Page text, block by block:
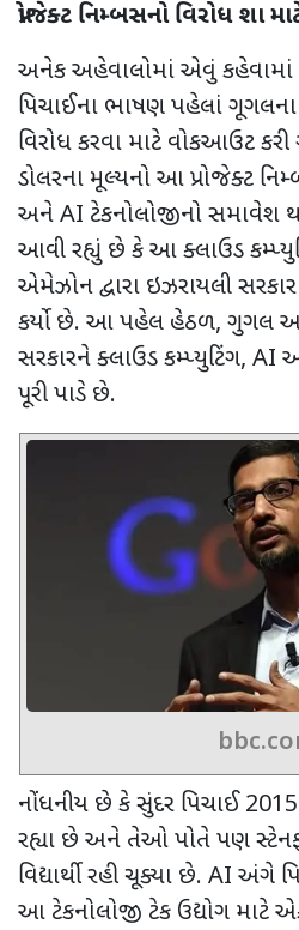
પ્રોજેક્ટ નિમ્બસનો વિરોધ શા
અનેક અહેવાલોમાં એવું કહેવામાં
પિચાઈના ભાષણ પહેલાં ગૂગલના
વિરોધ કરવા માટે વોકઆઉટ
ડોલરના મૂલ્યનો આપ્રોજેક્ટ
અનેAI ટેકનોલોજીનો સમાવેશ
આવી રહ્યું છે કે આ ક્લાઉડ
એમેઝોન દ્વારા ઇઝરાયલી
કર્યો છે. આ પહેલ હેઠળ, ગુગલ
સરકારને ક્લાઉડ કમ્પ્યુટિંગ, AI
પૂરી પાડે છે.
નોંધનીય છે કે સુંદર પિચાઈ
રહ્યા છે અને તેઓ પોતે પણ
વિદ્યાર્થી રહી ચૂક્યા છે. AI અંગે
આ ટેકનોલોજી ટેક ઉદ્યોગ માટે